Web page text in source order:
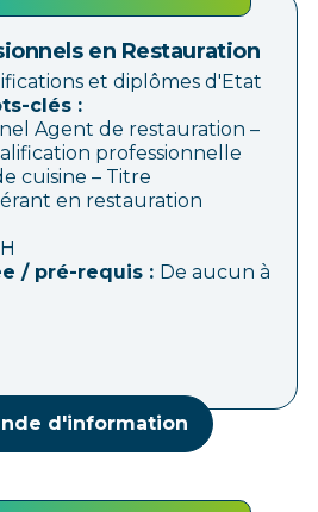
d'Etat
en Restauration
et diplômes d'Etat
clés :
Agent de restauration –
professionnelle
cuisine – Titre
en restauration
H
/ pré-requis : De aucun à
d'information